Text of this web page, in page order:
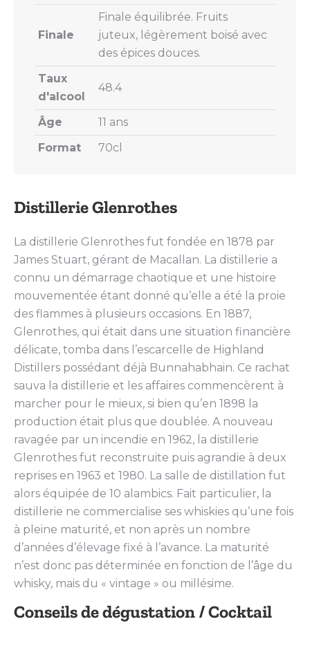
Distillerie Glenrothes
La distillerie Glenrothes fut fondée en 1878 par
James Stuart, gérant de Macallan. La distillerie a
connu un démarrage chaotique et une histoire
mouvementée étant donné qu’elle a été la proie
des flammes à plusieurs occasions. En 1887,
Glenrothes, qui était dans une situation financière
délicate, tomba dans l’escarcelle de Highland
Distillers possédant déjà Bunnahabhain. Ce rachat
sauva la distillerie et les affaires commencèrent à
marcher pour le mieux, si bien qu’en 1898 la
production était plus que doublée. A nouveau
ravagée par un incendie en 1962, la distillerie
Glenrothes fut reconstruite puis agrandie à deux
reprises en 1963 et 1980. La salle de distillation fut
alors équipée de 10 alambics. Fait particulier, la
distillerie ne commercialise ses whiskies qu’une fois
à pleine maturité, et non après un nombre
d’années d’élevage fixé à l’avance. La maturité
n’est donc pas déterminée en fonction de l’âge du
whisky, mais du « vintage » ou millésime.
Conseils de dégustation / Cocktail
Finale
Finale équilibrée. Fruits
juteux, légèrement boisé avec
des épices douces.
Taux
d'alcool
48.4
Âge
11 ans
Format
70cl